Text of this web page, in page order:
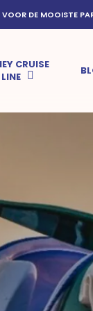
VOOR DE MOOISTE
CRUISE
LINE